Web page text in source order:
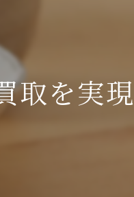
不用品
ブランド
取を実